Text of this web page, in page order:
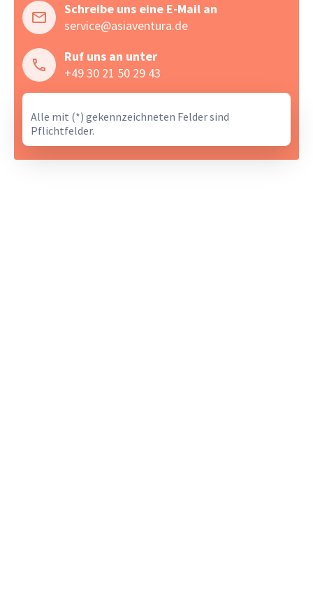
Schreibe uns eine E-Mail an
service@asiaventura.de
Ruf uns an unter
+49 30 21 50 29 43
Alle mit (*) gekennzeichneten Felder sind
Pflichtfelder.